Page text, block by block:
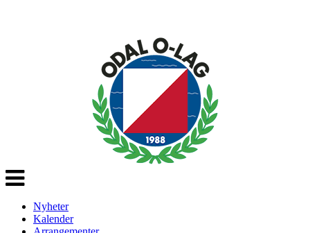
Veksle
navigasjon
Nyheter
Kalender